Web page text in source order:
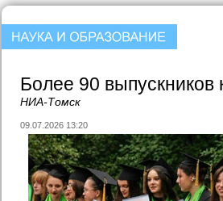
Более 90 выпускников
НИА-Томск
09.07.2026 13:20